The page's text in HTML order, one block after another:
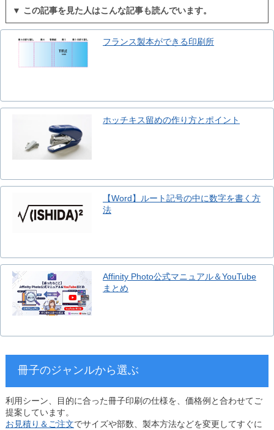
▼ この記事を見た人はこんな記事も読んでいます。
フランス製本ができる印刷所
ホッチキス留めの作り方とポイント
【Word】ルート記号の中に数字を書く方
法
Affinity Photo公式マニュアル＆YouTube
まとめ
冊子のジャンルから選ぶ
利用シーン、目的に合った冊子印刷の仕様を、価格例と合わせてご
提案しています。
お見積り＆ご注文でサイズや部数、製本方法などを変更してすぐに